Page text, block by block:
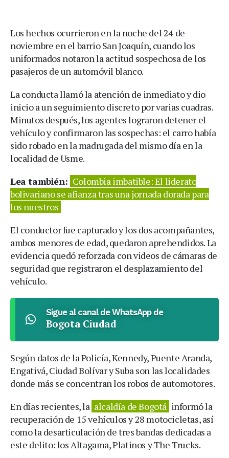
Los hechos ocurrieron en la noche del 24 de
noviembre en el barrio San Joaquín, cuando los
uniformados notaron la actitud sospechosa de los
pasajeros de un automóvil blanco.
La conducta llamó la atención de inmediato y dio
inicio a un seguimiento discreto por varias cuadras.
Minutos después, los agentes lograron detener el
vehículo y confirmaron las sospechas: el carro había
sido robado en la madrugada del mismo día en la
localidad de Usme.
Lea también: Colombia imbatible: El liderato
bolivariano se afianza tras una jornada dorada para
los nuestros
El conductor fue capturado y los dos acompañantes,
ambos menores de edad, quedaron aprehendidos. La
evidencia quedó reforzada con videos de cámaras de
seguridad que registraron el desplazamiento del
vehículo.
Sigue al canal de WhatsApp de
Bogota Ciudad
Según datos de la Policía, Kennedy, Puente Aranda,
Engativá, Ciudad Bolívar y Suba son las localidades
donde más se concentran los robos de automotores.
En días recientes, la alcaldía de Bogotá informó la
recuperación de 15 vehículos y 28 motocicletas, así
como la desarticulación de tres bandas dedicadas a
este delito: los Altagama, Platinos y The Trucks.